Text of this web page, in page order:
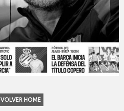
VOLVER HOME